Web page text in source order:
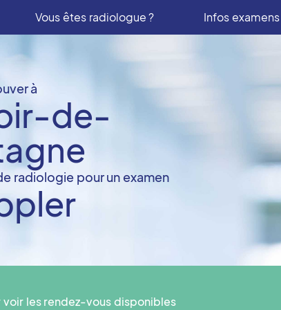
Vous êtes radiologue ? Infos examens
à
de-
radiologie pour un examen
les rendez-vous disponibles